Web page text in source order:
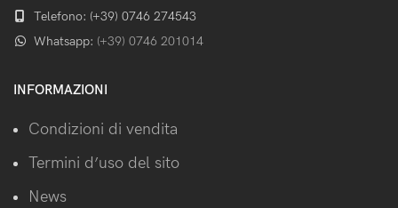
Telefono: (+39) 0746 274543
Whatsapp: (+39) 0746 201014
INFORMAZIONI
Condizioni di vendita
Termini d’uso del sito
News